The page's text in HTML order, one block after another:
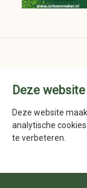
Deze
Deze website
analytische
te verbeteren.